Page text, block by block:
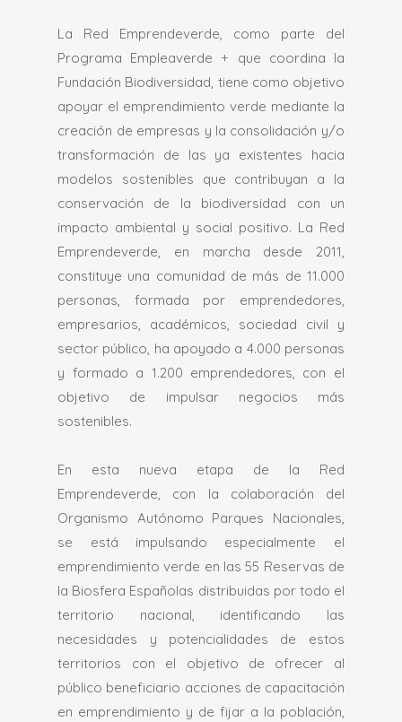
La Red Emprendeverde, como parte del
Programa Empleaverde + que coordina la
Fundación Biodiversidad, tiene como objetivo
apoyar el emprendimiento verde mediante la
creación de empresas y la consolidación y/o
transformación de las ya existentes hacia
modelos sostenibles que contribuyan a la
conservación de la biodiversidad con un
impacto ambiental y social positivo. La Red
Emprendeverde, en marcha desde 2011,
constituye una comunidad de más de 11.000
personas, formada por emprendedores,
empresarios, académicos, sociedad civil y
sector público, ha apoyado a 4.000 personas
y formado a 1.200 emprendedores, con el
objetivo de impulsar negocios más
sostenibles.
En esta nueva etapa de la Red
Emprendeverde, con la colaboración del
Organismo Autónomo Parques Nacionales,
se está impulsando especialmente el
emprendimiento verde en las 55 Reservas de
la Biosfera Españolas distribuidas por todo el
territorio nacional, identificando las
necesidades y potencialidades de estos
territorios con el objetivo de ofrecer al
público beneficiario acciones de capacitación
en emprendimiento y de fijar a la población,